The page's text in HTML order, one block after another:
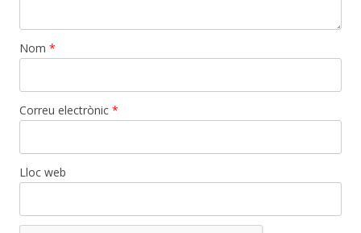
Nom *
Correu electrònic *
Lloc web